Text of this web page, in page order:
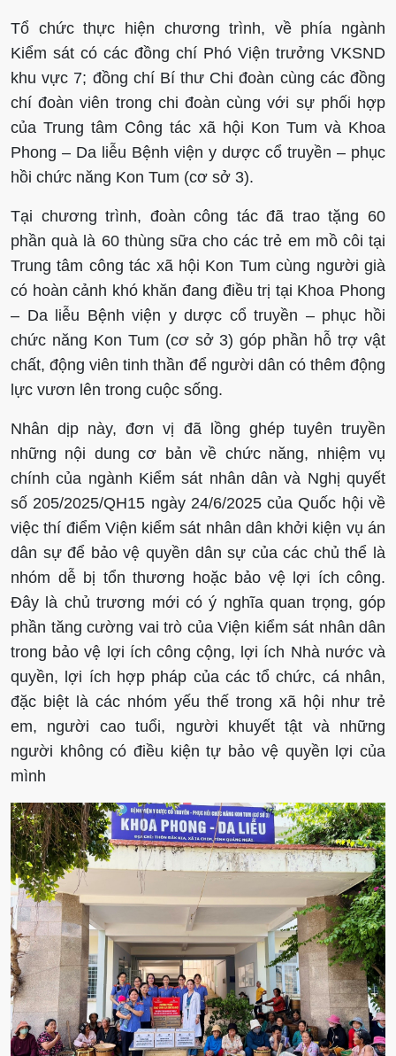
Tổ chức thực hiện chương trình, về phía ngành
Kiểm sát có các đồng chí Phó Viện trưởng VKSND
khu vực 7; đồng chí Bí thư Chi đoàn cùng các đồng
chí đoàn viên trong chi đoàn cùng với sự phối hợp
của Trung tâm Công tác xã hội Kon Tum và Khoa
Phong – Da liễu Bệnh viện y dược cổ truyền – phục
hồi chức năng Kon Tum (cơ sở 3).
Tại chương trình, đoàn công tác đã trao tặng 60
phần quà là 60 thùng sữa cho các trẻ em mồ côi tại
Trung tâm công tác xã hội Kon Tum cùng người già
có hoàn cảnh khó khăn đang điều trị tại Khoa Phong
– Da liễu Bệnh viện y dược cổ truyền – phục hồi
chức năng Kon Tum (cơ sở 3) góp phần hỗ trợ vật
chất, động viên tinh thần để người dân có thêm động
lực vươn lên trong cuộc sống.
Nhân dịp này, đơn vị đã lồng ghép tuyên truyền
những nội dung cơ bản về chức năng, nhiệm vụ
chính của ngành Kiểm sát nhân dân và Nghị quyết
số 205/2025/QH15 ngày 24/6/2025 của Quốc hội về
việc thí điểm Viện kiểm sát nhân dân khởi kiện vụ án
dân sự để bảo vệ quyền dân sự của các chủ thể là
nhóm dễ bị tổn thương hoặc bảo vệ lợi ích công.
Đây là chủ trương mới có ý nghĩa quan trọng, góp
phần tăng cường vai trò của Viện kiểm sát nhân dân
trong bảo vệ lợi ích công cộng, lợi ích Nhà nước và
quyền, lợi ích hợp pháp của các tổ chức, cá nhân,
đặc biệt là các nhóm yếu thế trong xã hội như trẻ
em, người cao tuổi, người khuyết tật và những
người không có điều kiện tự bảo vệ quyền lợi của
mình